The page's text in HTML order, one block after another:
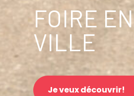
FOIRE EN
VILLE
Je veux découvrir!